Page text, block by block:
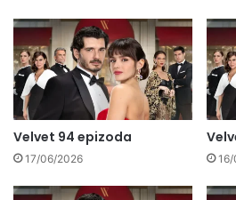
Velvet 94 epizoda
17/06/2026